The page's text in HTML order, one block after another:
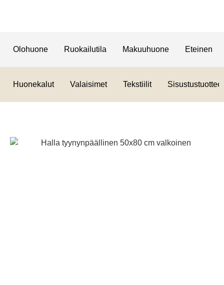
Olohuone Ruokailutila Makuuhuone Eteinen
Huonekalut Valaisimet Tekstiilit Sisustustuotteet